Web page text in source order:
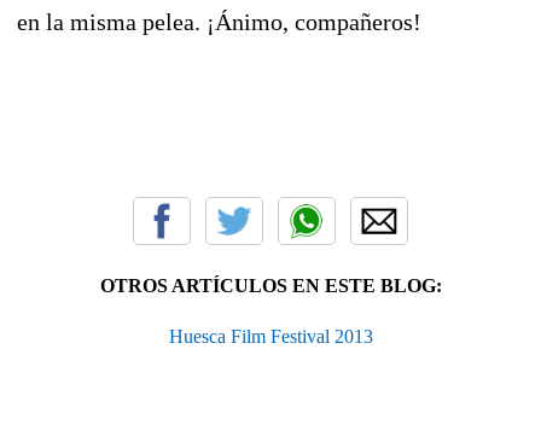
en la misma pelea. ¡Ánimo, compañeros!
OTROS ARTÍCULOS EN ESTE BLOG:
Huesca Film Festival 2013